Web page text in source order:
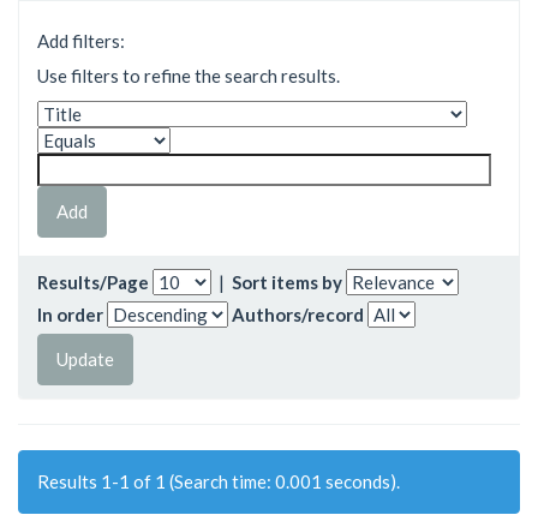
Add filters:
Use filters to refine the search results.
Results/Page | Sort items by
In order
Authors/record
Results 1-1 of 1 (Search time: 0.001 seconds).